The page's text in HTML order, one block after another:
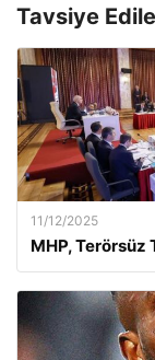
Tavsiye
11/12/2025
MHP, Terörsüz